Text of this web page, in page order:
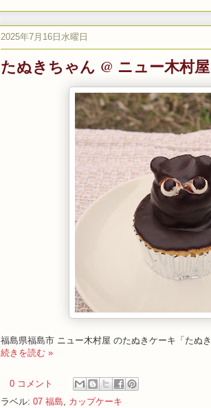
2025年7月16日水曜日
たぬきちゃん @ ニュー木村屋
福島県福島市 ニュー木村屋 のたぬきケーキ「たぬき
続きを読む »
0 コメント
ラベル: 07 福島, カップケーキ